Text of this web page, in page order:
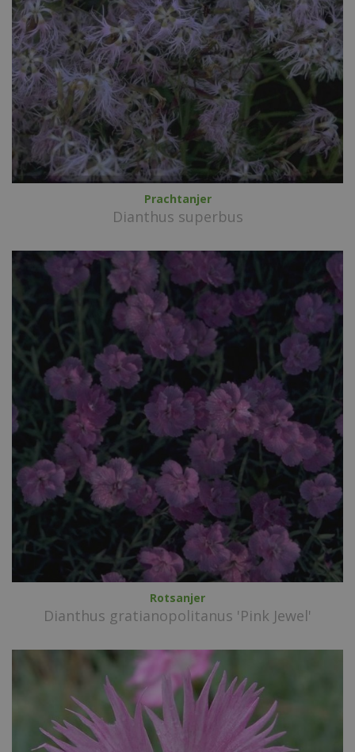
Prachtanjer
Dianthus superbus
Rotsanjer
Dianthus gratianopolitanus 'Pink Jewel'